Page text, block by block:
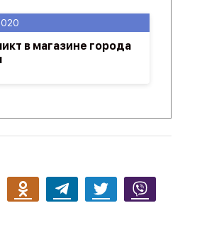
конфиденциальности
в магазине города